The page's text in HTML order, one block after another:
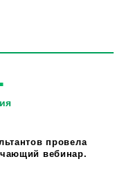
провела
вебинар.